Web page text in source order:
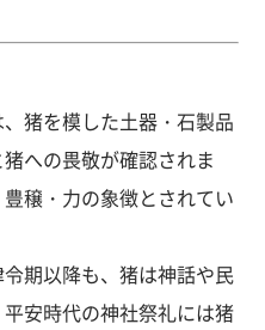
猪を模した土器・石製品
への畏敬が確認されま
穣・力の象徴とされてい
期以降も、猪は神話や民
安時代の神社祭礼には猪